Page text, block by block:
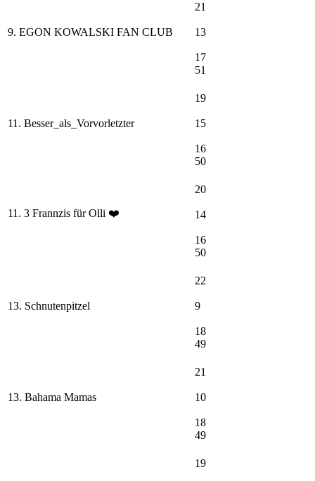
9. EGON KOWALSKI FAN CLUB
21
13
17
51
11. Besser_als_Vorvorletzter
19
15
16
50
11. 3 Frannzis für Olli ❤️
20
14
16
50
13. Schnutenpitzel
22
9
18
49
13. Bahama Mamas
21
10
18
49
19